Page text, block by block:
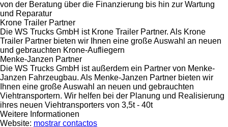
von der Beratung über die Finanzierung bis hin zur Wartung
und Reparatur
Krone Trailer Partner
Die WS Trucks GmbH ist Krone Trailer Partner. Als Krone
Trailer Partner bieten wir Ihnen eine große Auswahl an neuen
und gebrauchten Krone-Aufliegern
Menke-Janzen Partner
Die WS Trucks GmbH ist außerdem ein Partner von Menke-
Janzen Fahrzeugbau. Als Menke-Janzen Partner bieten wir
Ihnen eine große Auswahl an neuen und gebrauchten
Viehtransportern. Wir helfen bei der Planung und Realisierung
ihres neuen Viehtransporters von 3,5t - 40t
Weitere Informationen
Website: mostrar contactos